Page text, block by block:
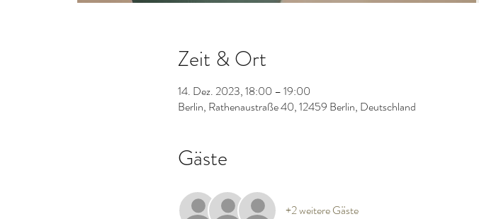
Zeit & Ort
14. Dez. 2023, 18:00 – 19:00
Berlin, Rathenaustraße 40, 12459 Berlin, Deutschland
Gäste
+2 weitere Gäste